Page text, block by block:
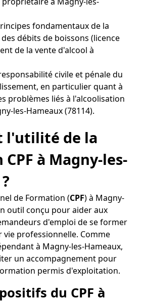
fondamentaux de la
débits de boissons (licence
de la vente d'alcool à
civile et pénale du
en particulier quant à
problèmes liés à l'alcoolisation
les-Hameaux (78114).
l'utilité de la
à Magny-les-
de Formation (CPF) à Magny-
outil conçu pour aider aux
d'emploi de se former
professionnelle. Comme
à Magny-les-Hameaux,
un accompagnement pour
permis d'exploitation.
du CPF à